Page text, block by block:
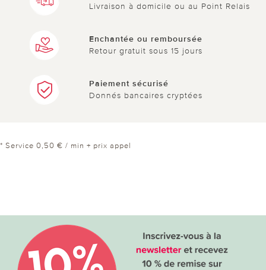
Livraison à domicile ou au Point Relais
Enchantée ou remboursée
Retour gratuit sous 15 jours
Paiement sécurisé
Donnés bancaires cryptées
* Service 0,50 € / min + prix appel